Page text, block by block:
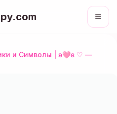
и Символы | ʚ🩷ɞ ♡ —